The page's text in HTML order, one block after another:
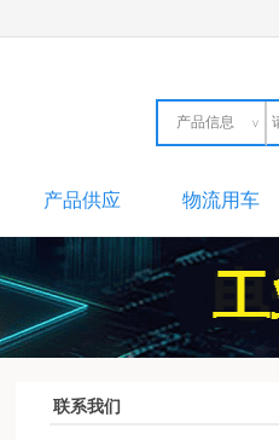
产品信息
产品供应 物流用车
联系我们